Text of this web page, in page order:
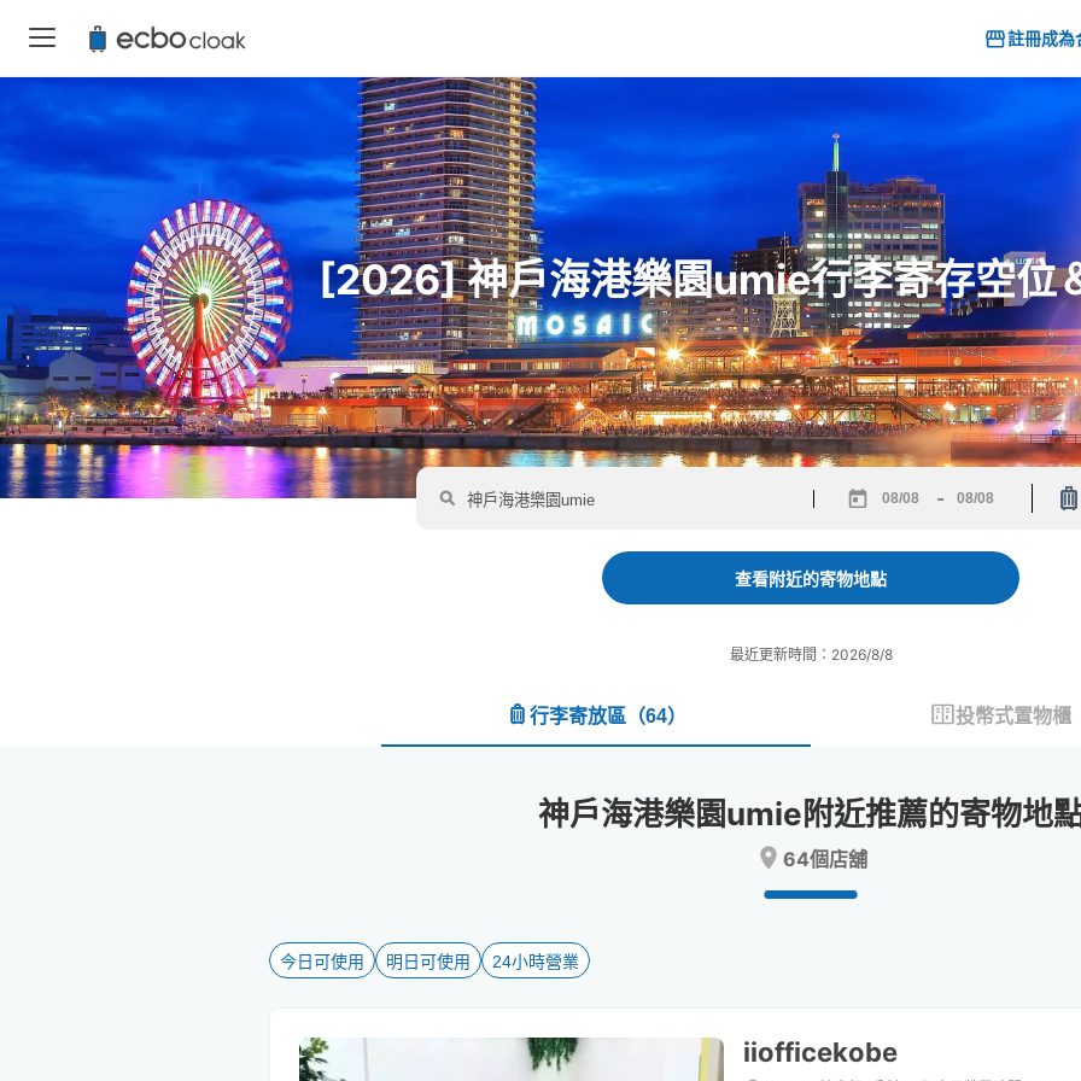
註冊成為
[2026] 神戶海港樂園umie行李寄存空位
forward
to
the
calendar
select
the
changing
-
backward
interact
select
the
查看附近的寄物地點
最近更新時間：2026/8/8
行李寄放區 （64） 投幣式置物櫃
神戶海港樂園umie附近推薦的寄物地
64個店舖
今日可使用 明日可使用 24小時營業
iiofficekobe